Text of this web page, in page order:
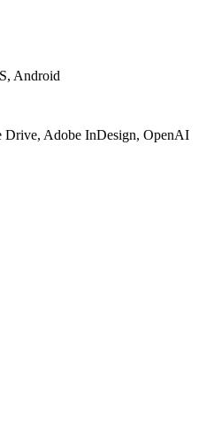
Android
Adobe InDesign, OpenAI